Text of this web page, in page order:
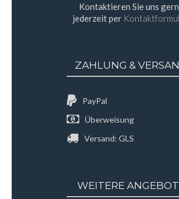
Kontaktieren Sie uns
jederzeit per
ZAHLUNG &
PayPal
Überweisung
Versand: GLS
WEITERE